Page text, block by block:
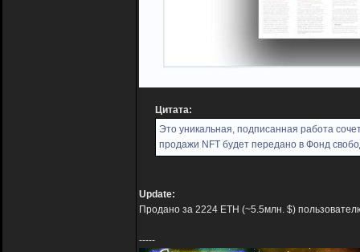
Цитата:
Это уникальная, подписанная работа
продажи NFT будет передано в Фонд
Update:
Продано за 2224 ETH (~5.5млн. $)
-----